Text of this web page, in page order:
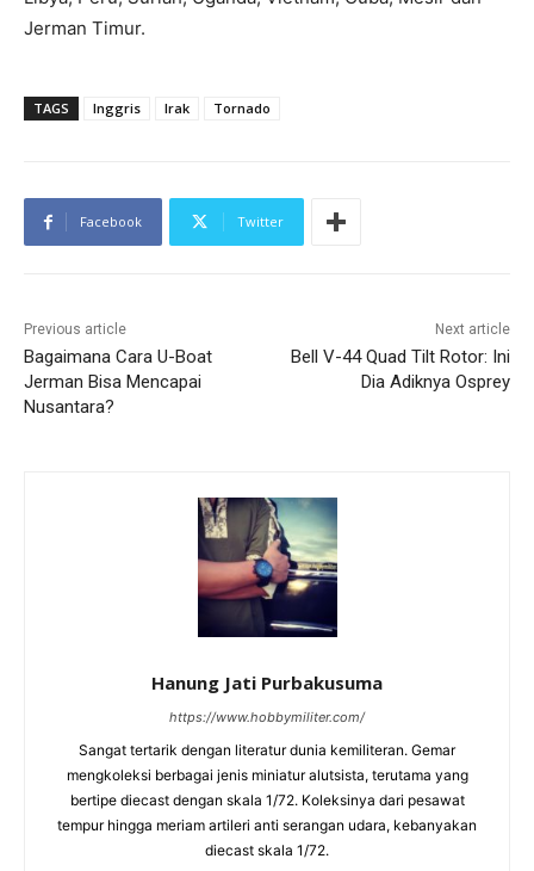
Jerman Timur.
TAGS Inggris Irak Tornado
Facebook Twitter
Previous article
Bagaimana Cara U-Boat
Jerman Bisa Mencapai
Nusantara?
Next article
Bell V-44 Quad Tilt Rotor: Ini
Dia Adiknya Osprey
Hanung Jati Purbakusuma
https://www.hobbymiliter.com/
Sangat tertarik dengan literatur dunia kemiliteran. Gemar
mengkoleksi berbagai jenis miniatur alutsista, terutama yang
bertipe diecast dengan skala 1/72. Koleksinya dari pesawat
tempur hingga meriam artileri anti serangan udara, kebanyakan
diecast skala 1/72.